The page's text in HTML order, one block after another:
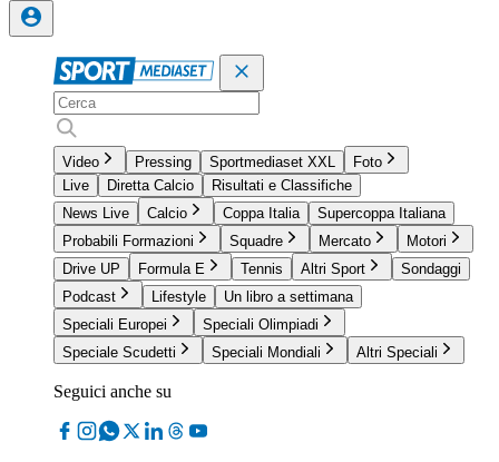
Video Pressing Sportmediaset XXL
Foto
Live
Diretta Calcio
Risultati e Classifiche
News Live
Calcio Coppa Italia
Supercoppa Italiana
Probabili Formazioni
Squadre Mercato
Motori
Drive UP
Formula E Tennis Altri Sport
Sondaggi
Podcast
Lifestyle
Un libro a settimana
Speciali Europei
Speciali Olimpiadi
Speciale Scudetti
Speciali Mondiali Altri Speciali
Seguici anche su